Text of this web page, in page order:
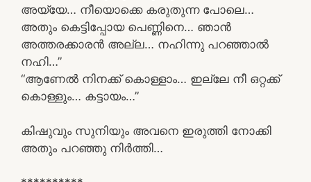
അയ്യേ… നീയൊക്കെ കരുതുന്ന പോലെ…
അതും കെട്ടിപ്പോയ പെണ്ണിനെ… ഞാൻ
അത്തരക്കാരൻ അല്ല… നഹിന്നു പറഞ്ഞാൽ
നഹി…”
“ആണേൽ നിനക്ക് കൊള്ളാം… ഇല്ലേ നീ ഒറ്റക്ക്
കൊള്ളും… കട്ടായം…”
കിഷുവും സുനിയും അവനെ ഇരുത്തി നോക്കി
അതും പറഞ്ഞു നിർത്തി…